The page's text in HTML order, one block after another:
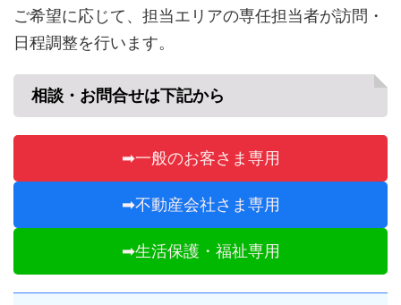
ご希望に応じて、担当エリアの専任担当者が訪問・
日程調整を行います。
相談・お問合せは下記から
➡一般のお客さま専用
➡不動産会社さま専用
➡生活保護・福祉専用